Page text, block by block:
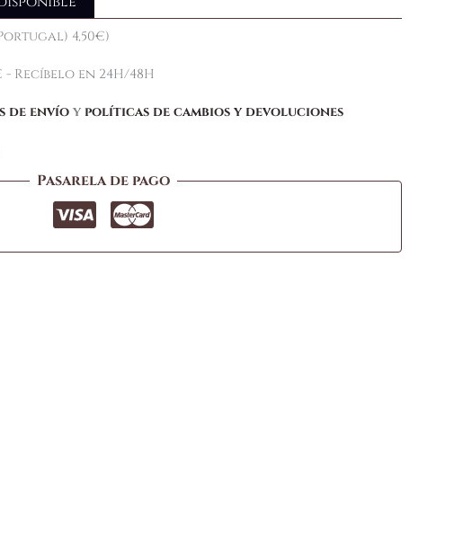
4,50€)
Recíbelo en 24H/48H
de envíoy políticas de cambios y devoluciones
Pasarela de pago